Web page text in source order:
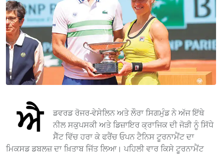
ਐ
ਡਵਰਡ ਰੋਜਰ-ਵੇਸੇਲਿਨ ਅਤੇ ਲੌਰਾ ਸਿਗਮੁੰਡ ਨੇ ਅੱਜ ਇੱਥੇ
ਨੀਲ ਸਕੁਪਸਕੀ ਅਤੇ ਡਿਜ਼ਾਇਰ ਕ੍ਰਾਜਿਕ ਦੀ ਜੋੜੀ ਨੂੰ ਸਿੱਧੇ
ਸੈੱਟ ਵਿੱਚ ਹਰਾ ਕੇ ਫਰੈਂਚ ਓਪਨ ਟੈਨਿਸ ਟੂਰਨਾਮੈਂਟ ਦਾ
ਮਿਕਸਡ ਡਬਲਜ਼ ਦਾ ਖ਼ਿਤਾਬ ਜਿੱਤ ਲਿਆ। ਪਹਿਲੀ ਵਾਰ ਕਿਸੇ ਟੂਰਨਾਮੈਂਟ